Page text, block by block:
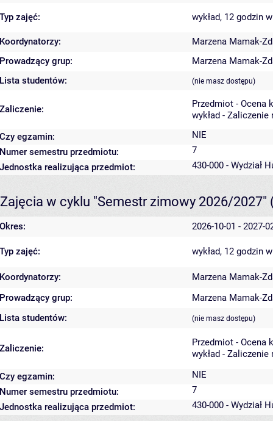
Typ zajęć: wykład, 12 godzin
Koordynatorzy:
Marzena Mamak-
Prowadzący grup:
Marzena Mamak-
Lista studentów:
(nie masz dostępu)
Zaliczenie:
Przedmiot - Ocena
wykład - Zaliczenie
Czy egzamin:
NIE
Numer semestru przedmiotu:
7
Jednostka realizująca przedmiot:
430-000 - Wydział
Zajęcia w cyklu "Semestr zimowy 2026/2027"
Okres: 2026-10-01 - 2027-
Typ zajęć: wykład, 12 godzin
Koordynatorzy:
Marzena Mamak-
Prowadzący grup:
Marzena Mamak-
Lista studentów:
(nie masz dostępu)
Zaliczenie:
Przedmiot - Ocena
wykład - Zaliczenie
Czy egzamin:
NIE
Numer semestru przedmiotu:
7
Jednostka realizująca przedmiot:
430-000 - Wydział